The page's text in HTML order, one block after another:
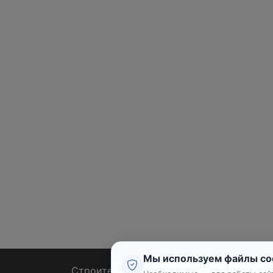
Строительные тендеры
Мы используем файлы